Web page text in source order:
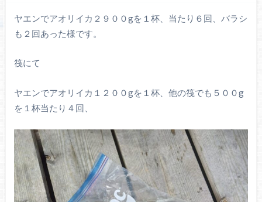
ヤエンでアオリイカ２９００gを１杯、当たり６回、バラシ
も２回あった様です。
筏にて
ヤエンでアオリイカ１２００gを１杯、他の筏でも５００g
を１杯当たり４回、